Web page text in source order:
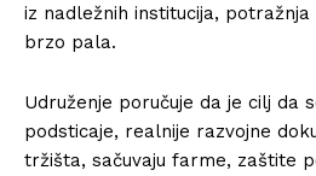
iz nadležnih institucija,
brzo pala.
Udruženje poručuje da je cilj da
podsticaje, realnije razvojne
tržišta, sačuvaju farme, zaštite